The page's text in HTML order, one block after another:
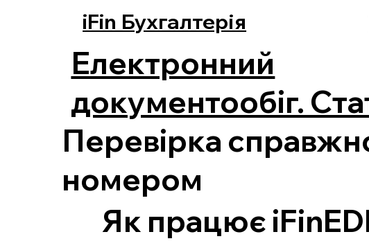
iFin Бухгалтерія
Електронний
документообіг.
Перевірка
номером
Як працює